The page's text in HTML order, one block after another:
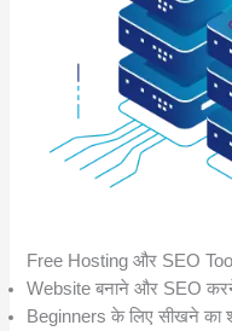
Free Hosting और SEO
Website बनाने और SEO
Beginners के लिए सीखने का